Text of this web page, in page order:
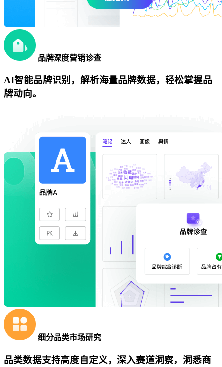
品牌深度营销诊查
AI智能品牌识别，解析海量品牌数据，轻松掌握品
牌动向。
细分品类市场研究
品类数据支持高度自定义，深入赛道洞察，洞悉商